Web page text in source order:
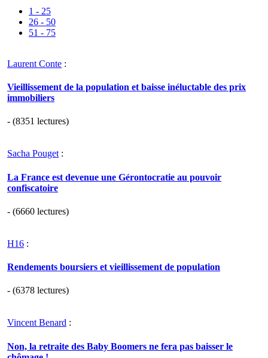
1 - 25
26 - 50
51 - 75
Laurent Conte :
Vieillissement de la population et baisse inéluctable des prix
immobiliers
- (8351 lectures)
Sacha Pouget :
La France est devenue une Gérontocratie au pouvoir
confiscatoire
- (6660 lectures)
H16 :
Rendements boursiers et vieillissement de population
- (6378 lectures)
Vincent Benard :
Non, la retraite des Baby Boomers ne fera pas baisser le